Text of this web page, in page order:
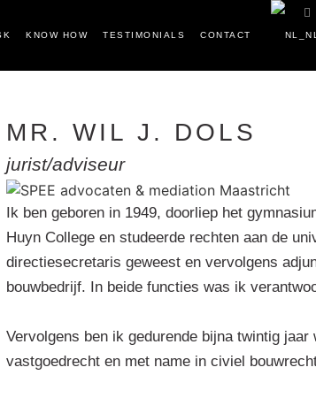
KNOW HOW TESTIMONIALS CONTACT
MR. WIL J. DOLS
jurist/adviseur
Ik ben geboren in 1949, doorliep het
Huyn College en studeerde rechten aan de
directiesecretaris geweest en vervolgens
bouwbedrijf. In beide functies was ik
Vervolgens ben ik gedurende bijna twintig
vastgoedrecht en met name in civiel